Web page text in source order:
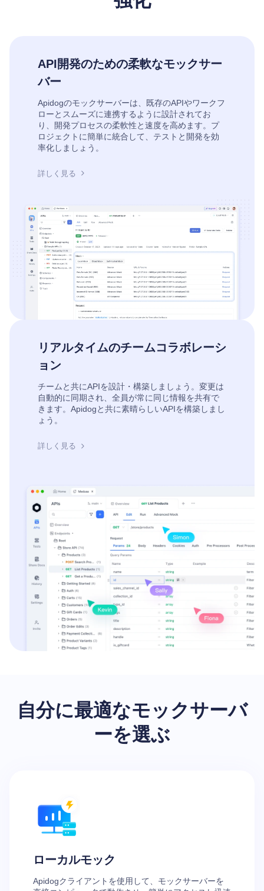
API開発のための柔軟なモックサー
バー
Apidogのモックサーバーは、既存のAPIやワークフ
ローとスムーズに連携するように設計されてお
り、開発プロセスの柔軟性と速度を高めます。プ
ロジェクトに簡単に統合して、テストと開発を効
率化しましょう。
詳しく見る
リアルタイムのチームコラボレーシ
ョン
チームと共にAPIを設計・構築しましょう。変更は
自動的に同期され、全員が常に同じ情報を共有で
きます。Apidogと共に素晴らしいAPIを構築しまし
ょう。
詳しく見る
自分に最適なモックサーバ
ーを選ぶ
ローカルモック
Apidogクライアントを使用して、モックサーバーを